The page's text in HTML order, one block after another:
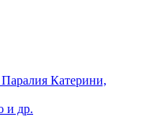
Катерини,
и др.